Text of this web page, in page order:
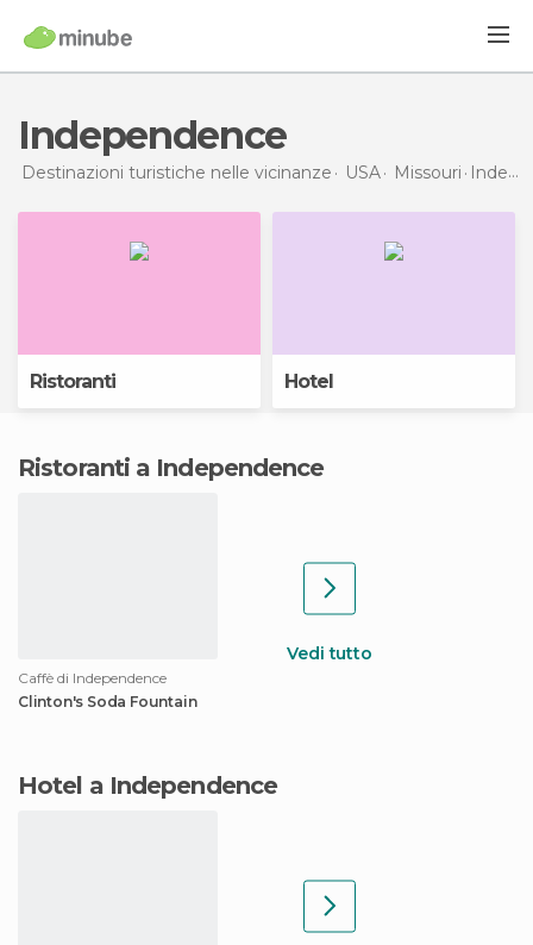
Independence
Destinazioni turistiche nelle vicinanze USA Missouri Independence
Ristoranti Hotel
Ristoranti a Independence
Caffè di Independence
Clinton's Soda Fountain
Vedi tutto
Hotel a Independence